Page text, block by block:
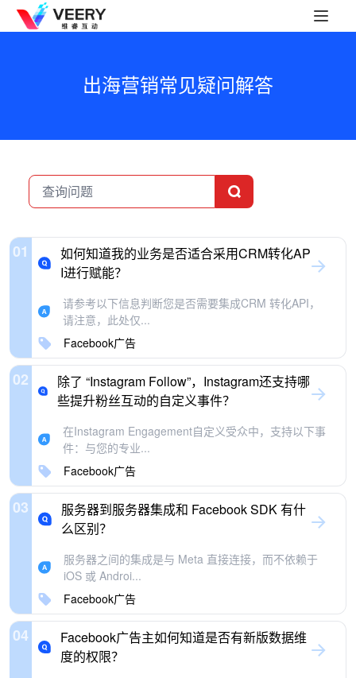
出海营销常见疑问解答
01
如何知道我的业务是否适合采用CRM转化AP
I进行赋能？
请参考以下信息判断您是否需要集成CRM 转化API，
请注意，此处仅...
Facebook广告
02
除了 “Instagram Follow”，Instagram还支持哪
些提升粉丝互动的自定义事件？
在Instagram Engagement自定义受众中，支持以下事
件：与您的专业...
Facebook广告
03
服务器到服务器集成和 Facebook SDK 有什
么区别？
服务器之间的集成是与 Meta 直接连接，而不依赖于
iOS 或 Androi...
Facebook广告
04
Facebook广告主如何知道是否有新版数据维
度的权限？